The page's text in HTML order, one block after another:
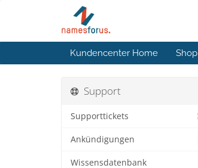
Kundencenter Home Shop
Support
Supporttickets
Ankündigungen
Wissensdatenbank